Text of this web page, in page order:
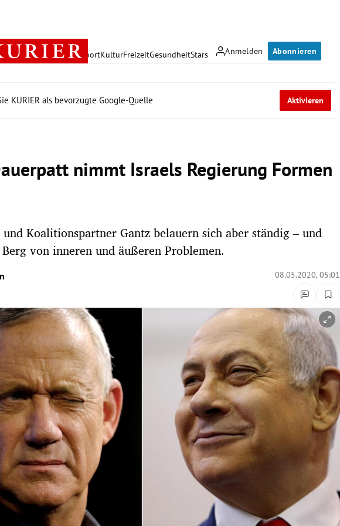
Anmelden Abonnieren
PolitikWirtschaft SportKulturFreizeitGesundheitStars
KURIER als bevorzugte Google-Quelle Aktivieren
nimmt Israels Regierung Formen
Koalitionspartner Gantz belauern sich aber ständig – und
von inneren und äußeren Problemen.
08.05.2020, 05:01
öffnen/schließen